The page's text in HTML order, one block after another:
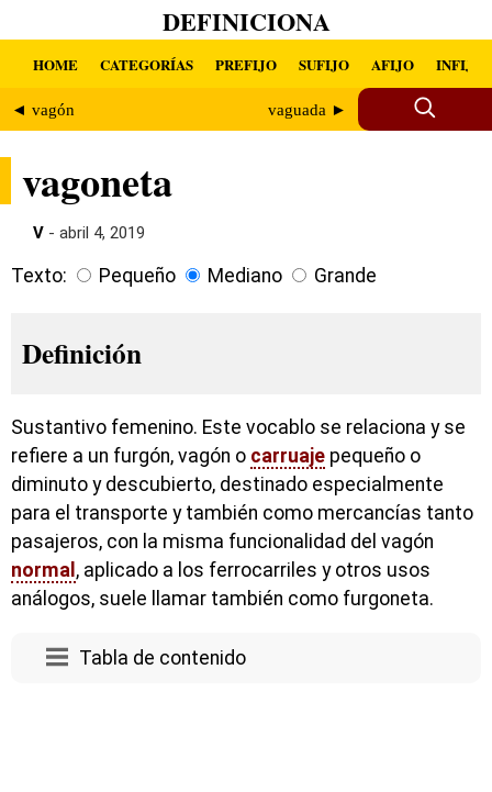
DEFINICIONA
HOME CATEGORÍAS PREFIJO SUFIJO AFIJO INFIJO
◄ vagón vaguada ►
vagoneta
V - abril 4, 2019
Texto: Pequeño Mediano Grande
Definición
Sustantivo femenino. Este vocablo se relaciona y se
refiere a un furgón, vagón o carruaje pequeño o
diminuto y descubierto, destinado especialmente
para el transporte y también como mercancías tanto
pasajeros, con la misma funcionalidad del vagón
normal , aplicado a los ferrocarriles y otros usos
análogos, suele llamar también como furgoneta.
Tabla de contenido